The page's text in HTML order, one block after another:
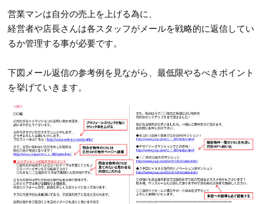
営業マンは自分の売上を上げる為に、
経営者や店長さんは各スタッフがメールを戦略的に返信してい
るか管理する事が必要です。
下図メール返信の参考例を見ながら、最低限やるべきポイント
を挙げていきます。